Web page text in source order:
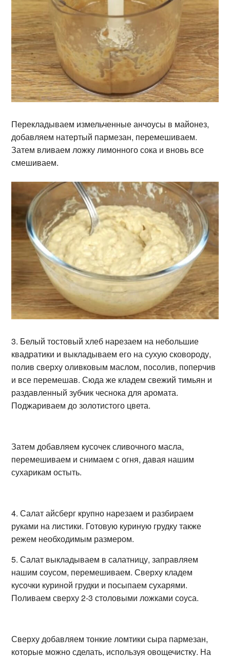
Перекладываем измельченные анчоусы в майонез,
добавляем натертый пармезан, перемешиваем.
Затем вливаем ложку лимонного сока и вновь все
смешиваем.
3. Белый тостовый хлеб нарезаем на небольшие
квадратики и выкладываем его на сухую сковороду,
полив сверху оливковым маслом, посолив, поперчив
и все перемешав. Сюда же кладем свежий тимьян и
раздавленный зубчик чеснока для аромата.
Поджариваем до золотистого цвета.
Затем добавляем кусочек сливочного масла,
перемешиваем и снимаем с огня, давая нашим
сухарикам остыть.
4. Салат айсберг крупно нарезаем и разбираем
руками на листики. Готовую куриную грудку также
режем необходимым размером.
5. Салат выкладываем в салатницу, заправляем
нашим соусом, перемешиваем. Сверху кладем
кусочки куриной грудки и посыпаем сухарями.
Поливаем сверху 2-3 столовыми ложками соуса.
Сверху добавляем тонкие ломтики сыра пармезан,
которые можно сделать, используя овощечистку. На